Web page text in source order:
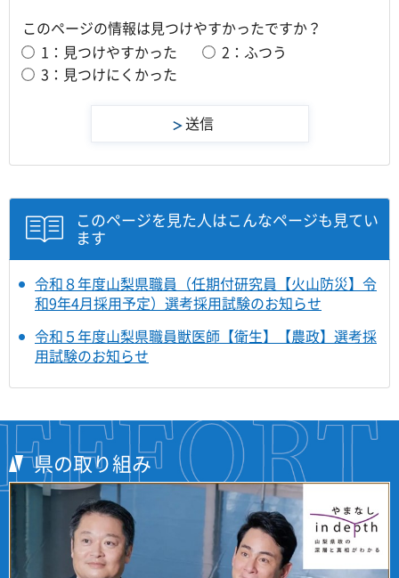
このページの情報は見つけやすかったですか？
1：見つけやすかった
2：ふつう
3：見つけにくかった
このページを見た人はこんなページも見てい
ます
令和８年度山梨県職員（任期付研究員【火山防災】令
和9年4月採用予定）選考採用試験のお知らせ
令和５年度山梨県職員獣医師【衛生】【農政】選考採
用試験のお知らせ
県の取り組み